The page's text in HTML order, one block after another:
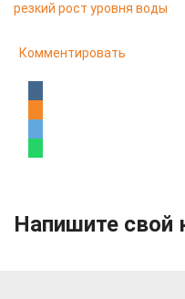
резкий рост уровня воды
Комментировать
Напишите свой